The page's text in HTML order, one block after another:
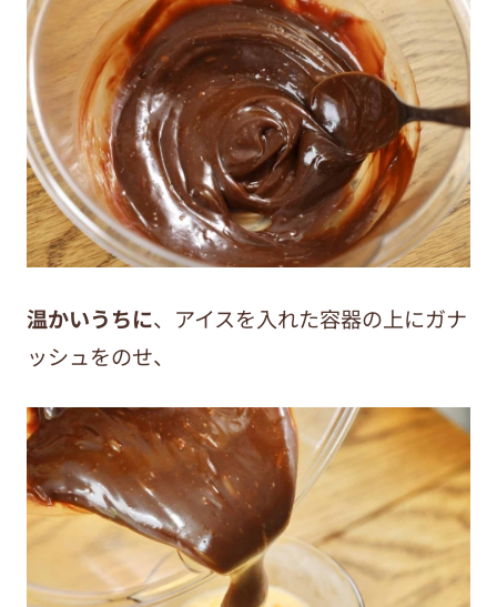
温かいうちに、アイスを入れた容器の上にガナ
ッシュをのせ、